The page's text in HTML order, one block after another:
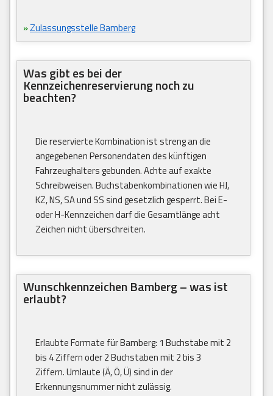
»Zulassungsstelle Bamberg
Was gibt es bei der
Kennzeichenreservierung noch zu
beachten?
Die reservierte Kombination ist streng an die
angegebenen Personendaten des künftigen
Fahrzeughalters gebunden. Achte auf exakte
Schreibweisen. Buchstabenkombinationen wie HJ,
KZ, NS, SA und SS sind gesetzlich gesperrt. Bei E-
oder H-Kennzeichen darf die Gesamtlänge acht
Zeichen nicht überschreiten.
Wunschkennzeichen Bamberg – was ist
erlaubt?
Erlaubte Formate für Bamberg: 1 Buchstabe mit 2
bis 4 Ziffern oder 2 Buchstaben mit 2 bis 3
Ziffern. Umlaute (Ä, Ö, Ü) sind in der
Erkennungsnummer nicht zulässig.